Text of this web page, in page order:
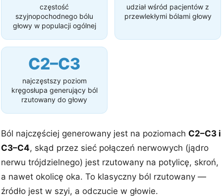
częstość
szyjnopochodnego bólu
głowy w populacji ogólnej
udział wśród pacjentów z
przewlekłymi bólami głowy
C2–C3
najczęstszy poziom
kręgosłupa generujący ból
rzutowany do głowy
Ból najczęściej generowany jest na poziomach C2–C3 i
C3–C4, skąd przez sieć połączeń nerwowych (jądro
nerwu trójdzielnego) jest rzutowany na potylicę, skroń,
a nawet okolicę oka. To klasyczny ból rzutowany —
źródło jest w szyi, a odczucie w głowie.